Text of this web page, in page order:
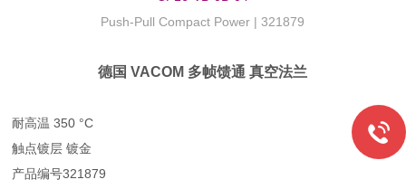
Push-Pull Compact Power | 321879
德国 VACOM 多帧馈通 真空法兰
耐高温 350 °C
触点镀层 镀金
产品编号321879